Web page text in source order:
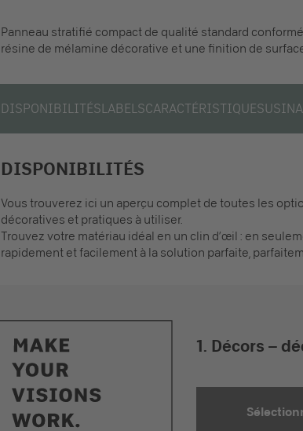
Panneau stratifié compact de qualité standard
résine de mélamine décorative et une finition de
DISPONIBILITÉSLABELSCARACTÉRISTIQUES
DISPONIBILITÉS
Vous trouverez ici un aperçu complet de toutes les
décoratives et pratiques à utiliser.
Trouvez votre matériau idéal en un clin d’œil : en
rapidement et facilement à la solution parfaite,
1. Décors –